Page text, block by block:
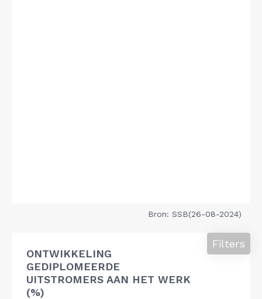
Bron: SSB(26-08-2024)
ONTWIKKELING
GEDIPLOMEERDE
UITSTROMERS AAN HET WERK
(%)
Filters